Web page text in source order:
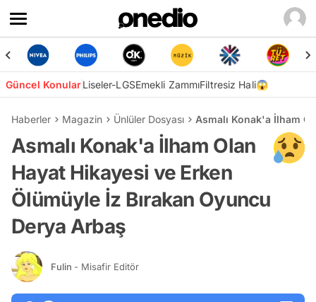
Güncel KonularLiseler-LGSEmekli ZammıFiltresiz Hali😱
Haberler Magazin Ünlüler Dosyası Asmalı Konak'a İlham
Asmalı Konak'a İlham Olan
Hayat Hikayesi ve Erken
Ölümüyle İz Bırakan Oyuncu
Derya Arbaş
Fulin - Misafir Editör